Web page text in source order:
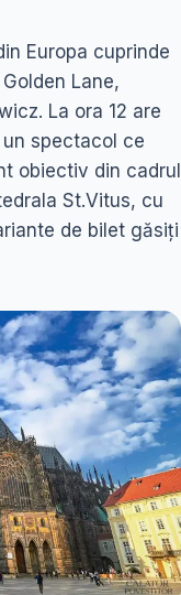
Europa cuprinde
Lane,
La ora 12 are
spectacol ce
obiectiv din cadrul
St.Vitus, cu
de bilet găsiți